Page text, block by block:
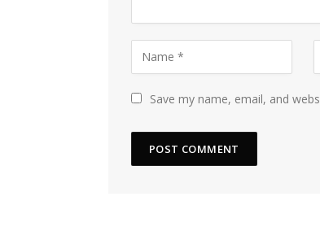
Save my name, email, and